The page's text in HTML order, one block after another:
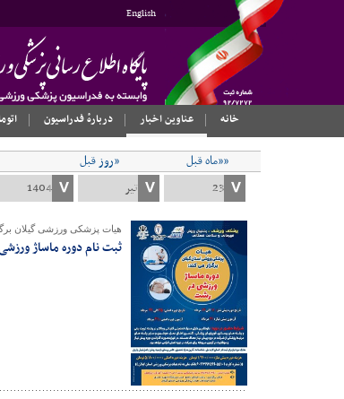
English
خانه
عناوین اخبار دربارهٔ فدراسیون
««ماه قبل «روز قبل
هیات پزشکی ورزشی گیلان
ثبت نام دوره ماساژ